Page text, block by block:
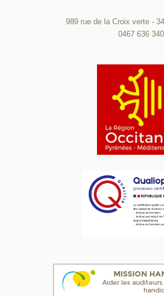
989 rue de la Croix verte -
0467 636 340
MISSION
Aider les